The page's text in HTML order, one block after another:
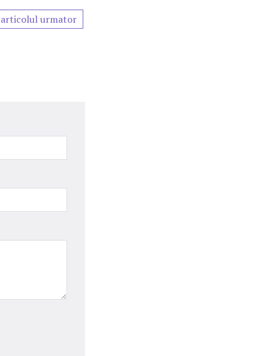
articolul urmator